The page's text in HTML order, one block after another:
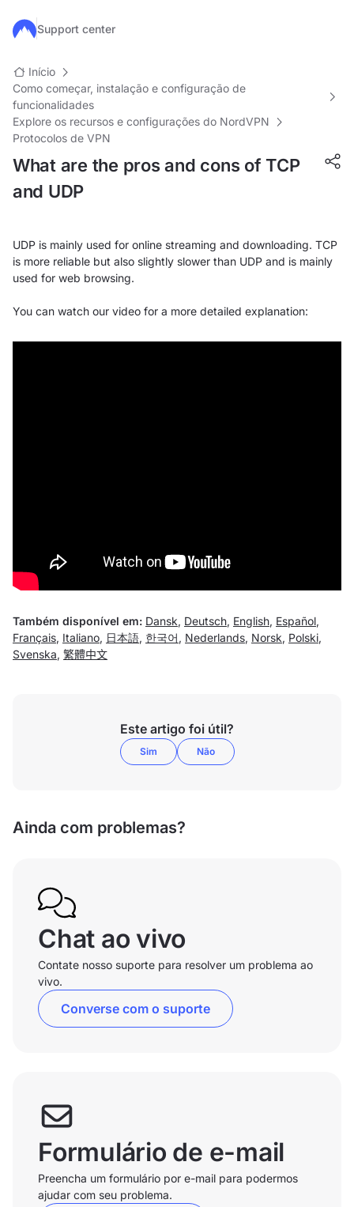
Ir para o conteúdo principal
Support center
Início
Como começar, instalação e configuração de
funcionalidades
Explore os recursos e configurações do NordVPN
Protocolos de VPN
What are the pros and cons of TCP
and UDP
UDP is mainly used for online streaming and downloading. TCP
is more reliable but also slightly slower than UDP and is mainly
used for web browsing.
You can watch our video for a more detailed explanation:
Também disponível em: Dansk, Deutsch, English, Español,
Français, Italiano, 日本語, 한국어 , Nederlands, Norsk, Polski,
Svenska, 繁體中文
Este artigo foi útil?
Sim Não
Ainda com problemas?
Chat ao vivo
Contate nosso suporte para resolver um problema ao
vivo.
Converse com o suporte
Formulário de e-mail
Preencha um formulário por e-mail para podermos
ajudar com seu problema.